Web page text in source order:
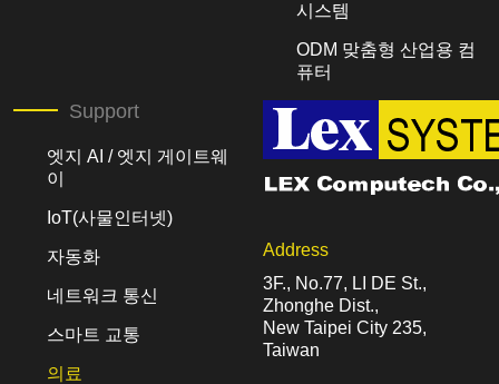
시스템
ODM 맞춤형 산업용 컴
퓨터
Support
엣지 AI / 엣지 게이트웨
이
IoT(사물인터넷)
자동화
네트워크 통신
스마트 교통
의료
Address
3F., No.77, LI DE St.,
Zhonghe Dist.,
New Taipei City 235,
Taiwan